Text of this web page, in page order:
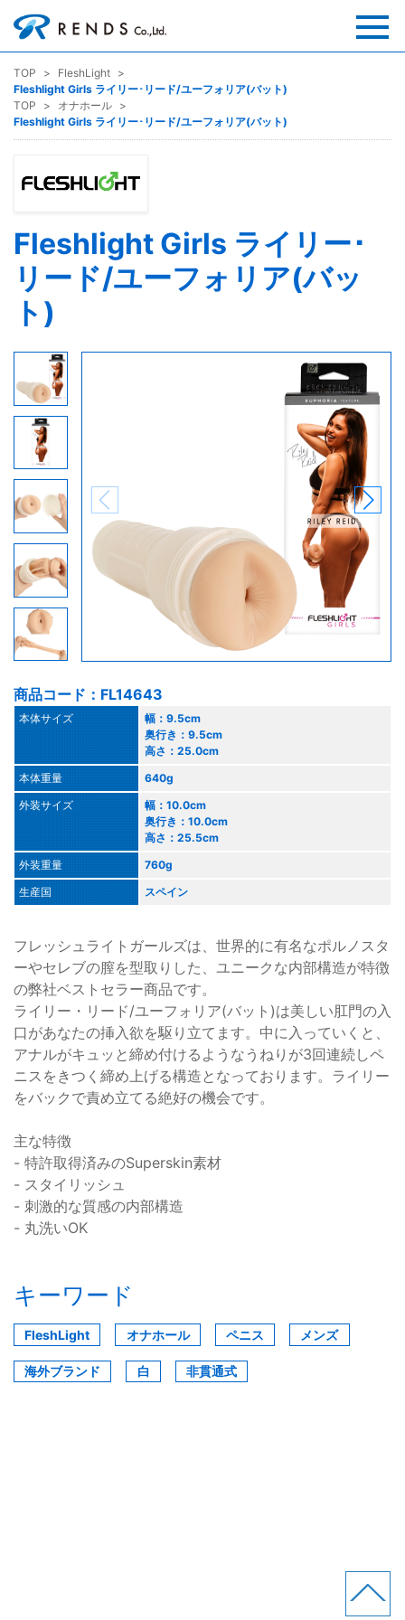
TOP
FleshLight
Fleshlight Girls ライリー･リード/ユーフォリア(バット)
TOP
オナホール
Fleshlight Girls ライリー･リード/ユーフォリア(バット)
Fleshlight Girls ライリー･
リード/ユーフォリア(バッ
ト)
商品コード：FL14643
本体サイズ
幅：9.5cm
奥行き：9.5cm
高さ：25.0cm
本体重量
640g
外装サイズ
幅：10.0cm
奥行き：10.0cm
高さ：25.5cm
外装重量
760g
生産国
スペイン
フレッシュライトガールズは、世界的に有名なポルノスタ
ーやセレブの膣を型取りした、ユニークな内部構造が特徴
の弊社ベストセラー商品です。
ライリー・リード/ユーフォリア(バット)は美しい肛門の入
口があなたの挿入欲を駆り立てます。中に入っていくと、
アナルがキュッと締め付けるようなうねりが3回連続しペ
ニスをきつく締め上げる構造となっております。ライリー
をバックで責め立てる絶好の機会です。
主な特徴
- 特許取得済みのSuperskin素材
- スタイリッシュ
- 刺激的な質感の内部構造
- 丸洗いOK
キーワード
FleshLight オナホール ペニス メンズ
海外ブランド 白 非貫通式